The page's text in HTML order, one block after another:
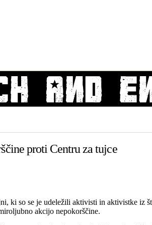
proti Centru za tujce
ki so se je udeležili aktivisti in aktivistke
akcijo nepokorščine.